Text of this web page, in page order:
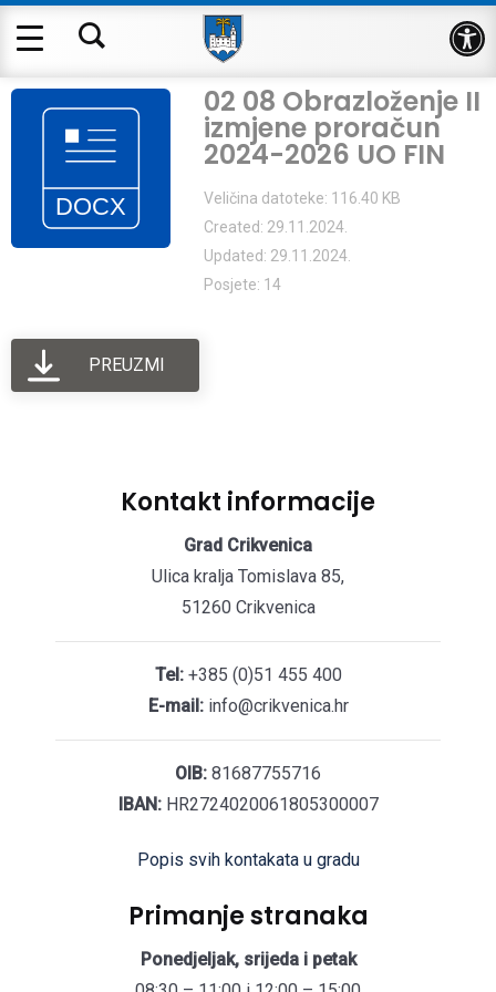
02 08 Obrazloženje II
izmjene proračun
2024-2026 UO FIN
Veličina datoteke: 116.40 KB
Created: 29.11.2024.
Updated: 29.11.2024.
Posjete: 14
PREUZMI
Kontakt informacije
Grad Crikvenica
Ulica kralja Tomislava 85,
51260 Crikvenica
Tel:+385 (0)51 455 400
E-mail:info@crikvenica.hr
OIB: 81687755716
IBAN:HR2724020061805300007
Popis svih kontakata u gradu
Primanje stranaka
Ponedjeljak, srijeda i petak